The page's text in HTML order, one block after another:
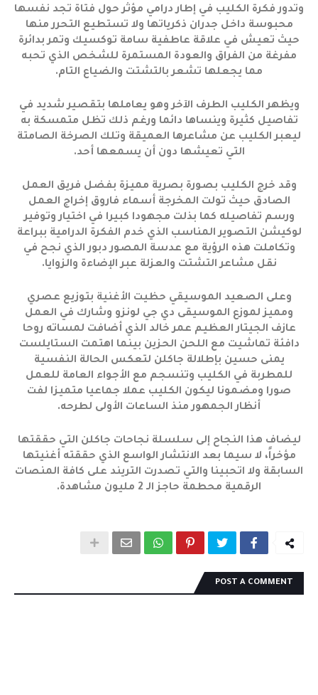
وتدور فكرة الكليب في إطار درامي مؤثر حول فتاة تجد نفسها
محبوسة داخل جدران ذكرياتها ولا تستطيع التحرر منها
حيث تعيش في علاقة عاطفية سامة توكسيك وتمر بدائرة
مفرغة من الفراق والعودة المستمرة للشخص الذي تحبه
مما يجعلها تشعر بالتشتت والضياع التام.
ويظهر الكليب الطرف الآخر وهو يعاملها بتقصير شديد في
تفاصيل كثيرة وينساها دائما ورغم ذلك تظل متمسكة به
ليعبر الكليب عن مشاعرها العميقة وتلك الصرخة الصامتة
التي تعيشها دون أن يسمعها أحد.
وقد خرج الكليب بصورة بصرية مميزة بفضل فريق العمل
الصادق حيث تولت المخرجة أسماء فاروق إخراج العمل
ورسم تفاصيله كما بذلت مجهودا كبيرا في اختيار وتوفير
لوكيشن التصوير المناسب الذي خدم الفكرة الدرامية ببراعة
وتكاملت هذه الرؤية مع عدسة المصور دبور الذي نجح في
نقل مشاعر التشتت والعزلة عبر الإضاءة والزوايا.
وعلى الصعيد الموسيقي حظيت الأغنية بتوزيع عصري
ومميز لموزع الموسيقى دي جي لونزو وشارك في العمل
عازف الجيتار العظيم عمر خالد الذي أضافت لمساته روحا
دافئة تماشيت مع اللحن الحزين بينما اهتمت الستايلست
يمنى حسين بإطلالة جاكلن لتعكس الحالة النفسية
للمطربة في الكليب وتنسجم مع الأجواء العامة للعمل
صورا ومضمونا ليكون الكليب عملا جماعيا متميزا لفت
أنظار الجمهور منذ الساعات الأولى لطرحه.
ليضاف هذا النجاح إلى سلسلة نجاحات جاكلن التي حققتها
مؤخراً، لا سيما بعد الانتشار الواسع الذي حققته أغنيتها
السابقة ولا اتحبينا والتي تصدرت التريند على كافة المنصات
الرقمية محطمة حاجز الـ 2 مليون مشاهدة.
POST A COMMENT